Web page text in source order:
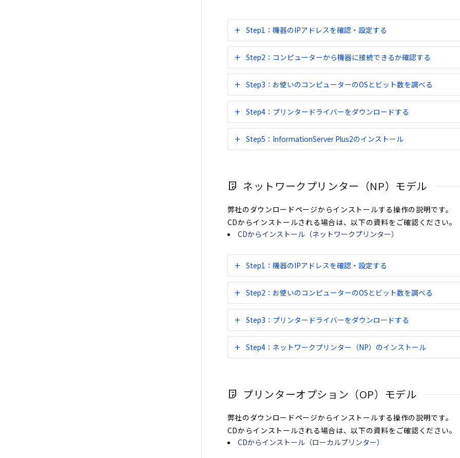
Step1：機器のIPアドレスを確認・設定する
Step2：コンピューターから機器に接続できるか確認する
Step3：お使いのコンピューターのOSとビット数を調べる
Step4：プリンタードライバーをダウンロードする
Step5：InformationServer Plus2のインストール
ネットワークプリンター（NP）モデル
弊社のダウンロードページからインストールする操作の説明です。
CDからインストールされる場合は、以下の資料をご確認ください。
CDからインストール（ネットワークプリンター）
Step1：機器のIPアドレスを確認・設定する
Step2：お使いのコンピューターのOSとビット数を調べる
Step3：プリンタードライバーをダウンロードする
Step4：ネットワークプリンター（NP）のインストール
プリンターオプション（OP）モデル
弊社のダウンロードページからインストールする操作の説明です。
CDからインストールされる場合は、以下の資料をご確認ください。
CDからインストール（ローカルプリンター）